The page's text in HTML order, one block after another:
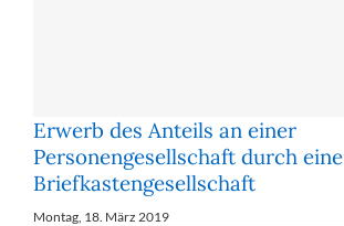
Erwerb des Anteils an einer
Personengesellschaft durch eine
Briefkastengesellschaft
Montag, 18. März 2019